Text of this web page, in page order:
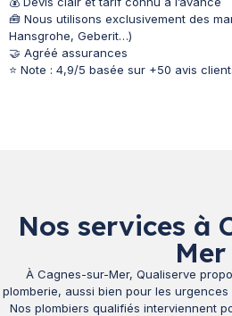
🧰 Nous utilisons exclusivement des
Hansgrohe, Geberit…)
🤝 Agréé assurances
⭐ Note : 4,9/5 basée sur +50 avis
Nos services à
Mer
À Cagnes-sur-Mer, Qualiserve
plomberie, aussi bien pour les
Nos plombiers qualifiés interviennent